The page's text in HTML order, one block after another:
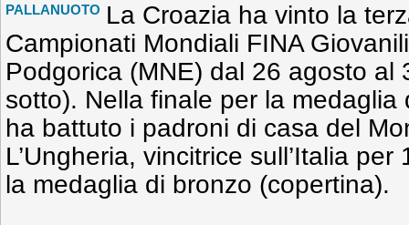
PALLANUOTO La Croazia ha vinto la
Campionati Mondiali FINA
Podgorica (MNE) dal 26 agosto al
sotto). Nella finale per la medaglia
ha battuto i padroni di casa del
L’Ungheria, vincitrice sull’Italia
la medaglia di bronzo (copertina).